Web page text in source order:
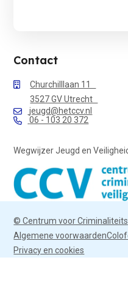
Contact
Churchilllaan 11
3527 GV Utrecht
jeugd@hetccv.nl
06 - 103 20 372
Wegwijzer Jeugd en
© Centrum voor
Algemene voorwaarden
Privacy en cookies